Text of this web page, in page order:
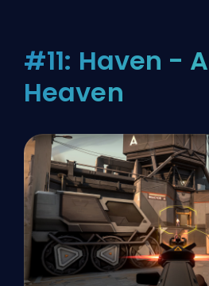
#11: Haven -
Heaven